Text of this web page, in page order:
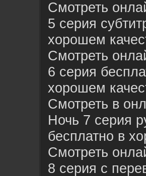
Смотреть
5 серия
хорошем
Смотреть
6 серия
хорошем
Смотреть в
Ночь 7 серия
бесплатно в
Смотреть
8 серия с